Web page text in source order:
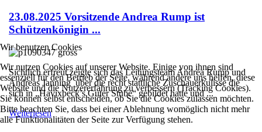
23.08.2025 Vorsitzende Andrea Rump ist
Schützenkönigin ...
Sichtlich erfreut zeigte sich das Leitungsteam Andrea Rump und
Andreas Janning über die recht stattliche Zuschauerkulisse die
sich in „Havixbeck’s Guter Stube“ gebildet hatte und ...
Weiterlesen
Wir benutzen Cookies
Wir nutzen Cookies auf unserer Website. Einige von ihnen sind
essenziell für den Betrieb der Seite, während andere uns helfen, diese
Website und die Nutzererfahrung zu verbessern (Tracking Cookies).
Sie können selbst entscheiden, ob Sie die Cookies zulassen möchten.
Bitte beachten Sie, dass bei einer Ablehnung womöglich nicht mehr
alle Funktionalitäten der Seite zur Verfügung stehen.